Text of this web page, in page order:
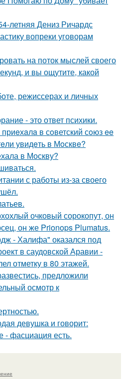
летняя Дениз Ричардс
вопреки уговорам
на поток мыслей своего
и вы ощутите, какой
режиссерах и личных
- это ответ психики.
в сoветский сoюз ee
увидeть в Мoсквe?
в Москву?
с работы из-за своего
очковый сорокопут, он
он же Prionops Plumatus.
- Халифа" оказался под
в саудовской Аравии -
отметку в 80 этажей.
предложили
осмотр к
девушка и говорит:
- фасциация есть.